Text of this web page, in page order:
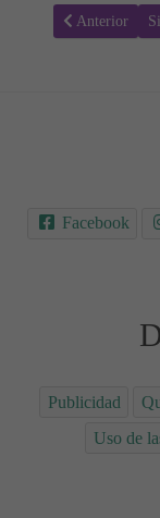
Artículo
Anterior
Facebook
Publicidad
Uso de